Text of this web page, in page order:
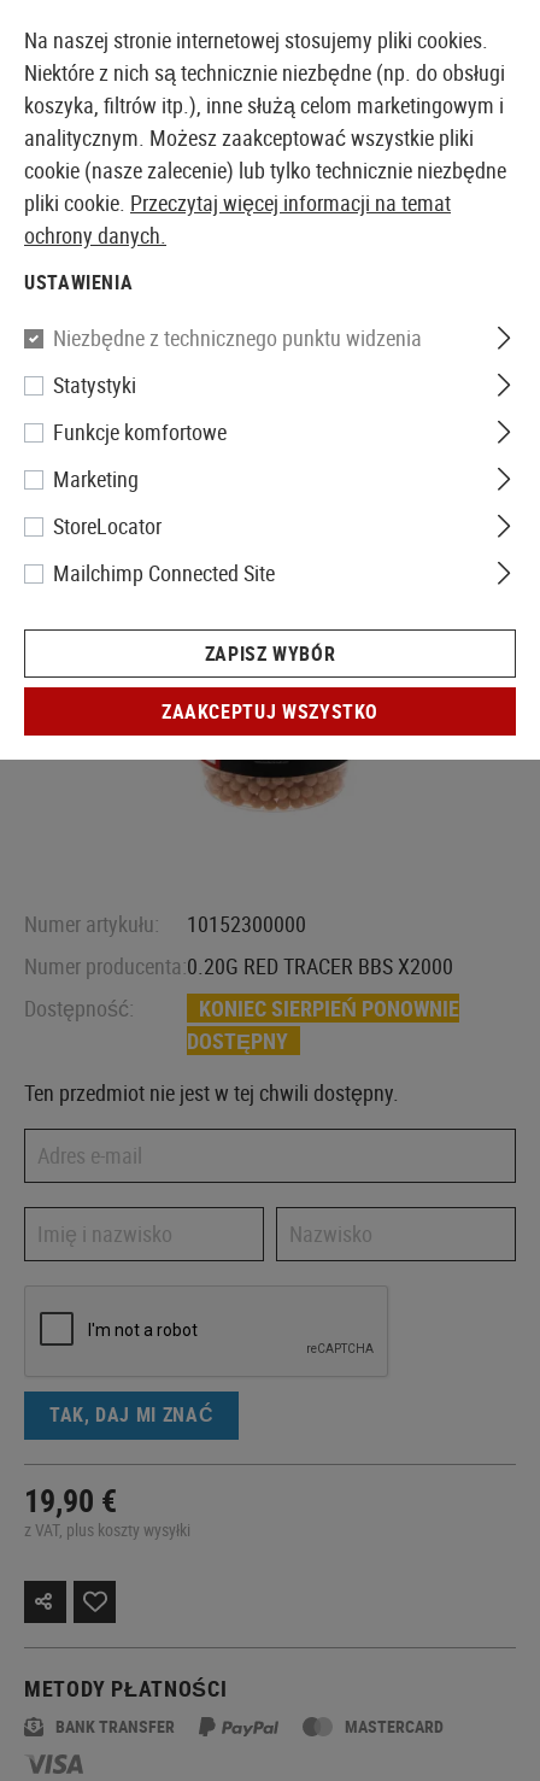
EUROPEJSKI AIRSOFT SKLEP I HURTOWNIA
Strona główna
0.20g Red Tracer Precision
2000rds
Numer artykułu:
10152300000
Numer producenta:0.20G RED TRACER BBS X2000
Dostępność:
KONIEC SIERPIEŃ PONOWNIE
DOSTĘPNY
Ten przedmiot nie jest w tej chwili dostępny.
TAK, DAJ MI ZNAĆ
19,90 €
z VAT, plus koszty wysyłki
METODY PŁATNOŚCI
BANK TRANSFER MASTERCARD
Na naszej stronie internetowej stosujemy pliki cookies.
Niektóre z nich są technicznie niezbędne (np. do obsługi
koszyka, filtrów itp.), inne służą celom marketingowym i
analitycznym. Możesz zaakceptować wszystkie pliki
cookie (nasze zalecenie) lub tylko technicznie niezbędne
pliki cookie. Przeczytaj więcej informacji na temat
ochrony danych.
USTAWIENIA
Niezbędne z technicznego punktu widzenia
Statystyki
Funkcje komfortowe
Marketing
StoreLocator
Mailchimp Connected Site
ZAPISZ WYBÓR
ZAAKCEPTUJ WSZYSTKO